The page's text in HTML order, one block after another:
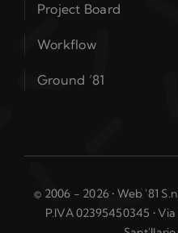
Project Board
Workflow
Ground ’81
© 2006 - 2026 • Web '81
P.IVA 02395450345 •